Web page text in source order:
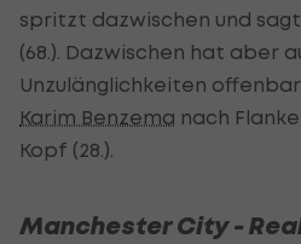
spritzt dazwischen und
(68.). Dazwischen hat aber
Unzulänglichkeiten
Karim Benzema nach
Kopf (28.).
Manchester City -